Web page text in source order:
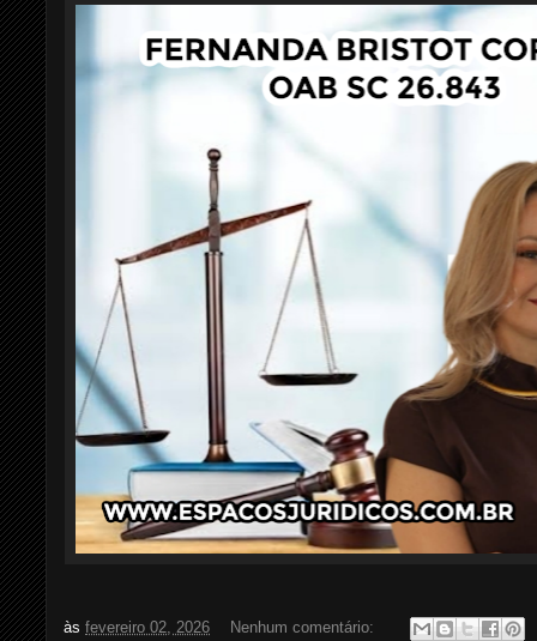
àsfevereiro 02, 2026 Nenhum comentário: